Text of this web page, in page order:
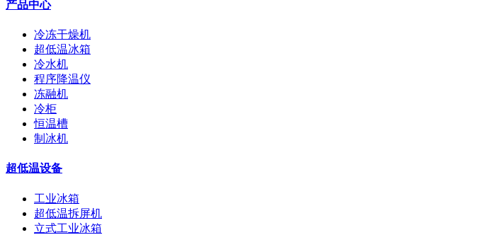
产品中心
冷冻干燥机
超低温冰箱
冷水机
程序降温仪
冻融机
冷柜
恒温槽
制冰机
超低温设备
工业冰箱
超低温拆屏机
立式工业冰箱